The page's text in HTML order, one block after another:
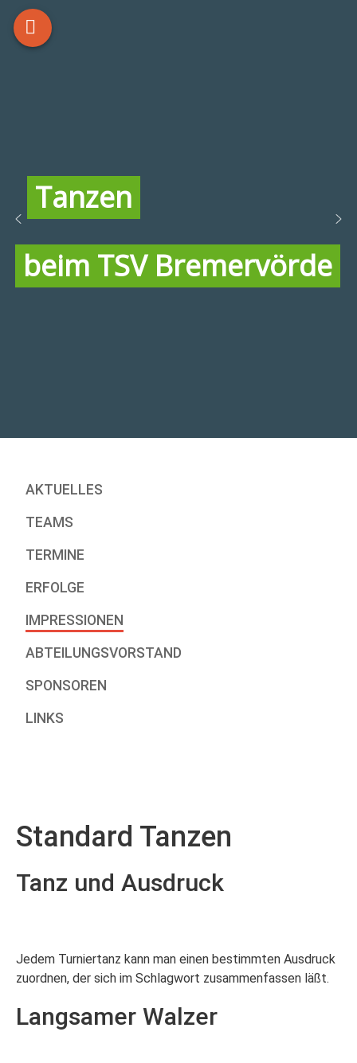
Tanzen
beim TSV Bremervörde
AKTUELLES
TEAMS
TERMINE
ERFOLGE
IMPRESSIONEN
ABTEILUNGSVORSTAND
SPONSOREN
LINKS
Standard Tanzen
Tanz und Ausdruck
Jedem Turniertanz kann man einen bestimmten Ausdruck
zuordnen, der sich im Schlagwort zusammenfassen läßt.
Langsamer Walzer